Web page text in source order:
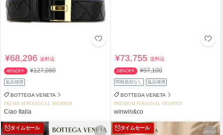
¥68,296送料込
46%OFF ¥127,080
返品補償
BOTTEGA VENETA
PREMIUM PERSONAL SHOPPER
Ciao Italia
¥73,755送料込
24%OFF ¥97,100
関税負担なし 返品補償
BOTTEGA VENETA
PREMIUM PERSONAL SHOPPER
winwin&co
タイムセール タイムセール